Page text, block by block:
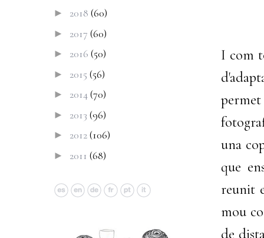
I com
una
que
reunit
mou
de
► 2018 (60)
► 2017 (60)
► 2016 (50)
► 2015 (56)
► 2014(70)
► 2013 (96)
► 2012(106)
► 2011 (68)